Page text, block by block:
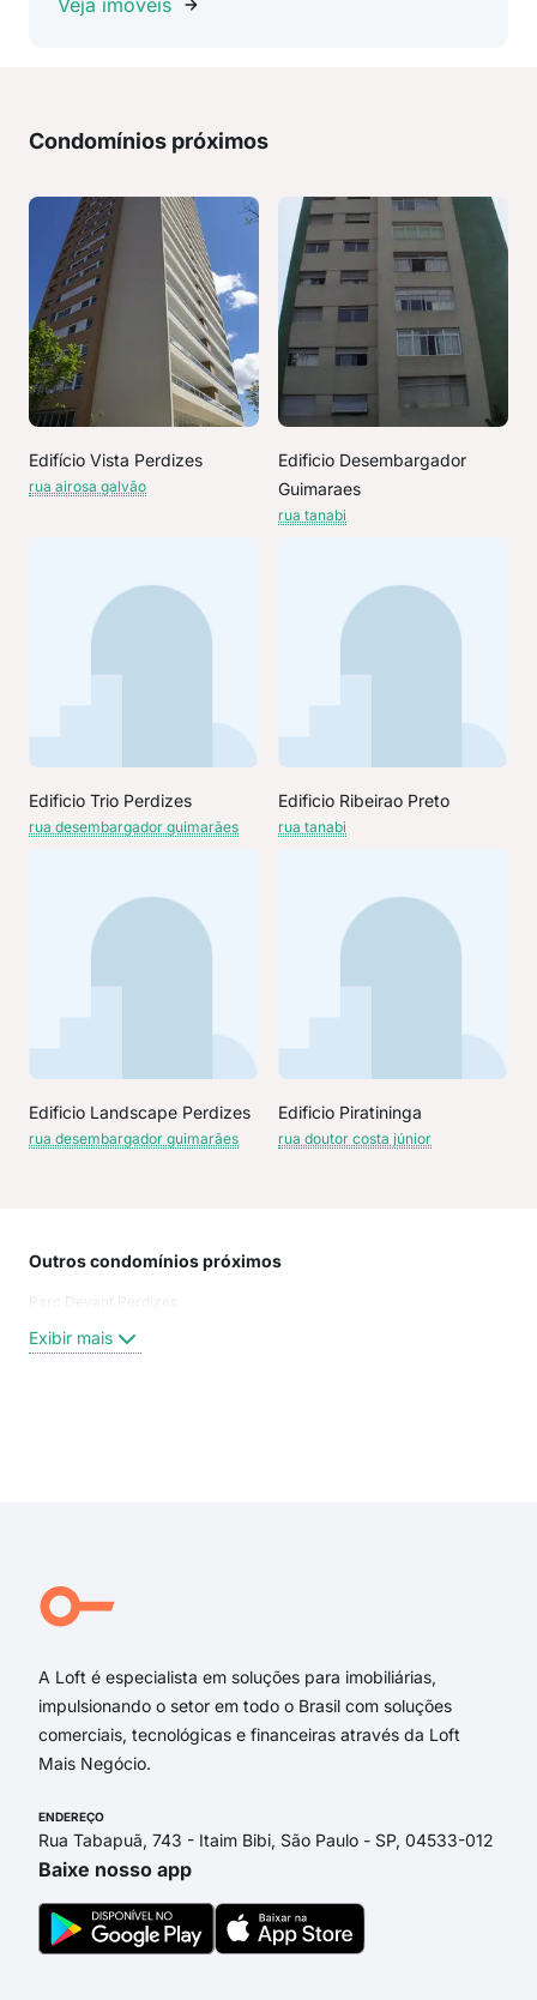
Veja imóveis
Condomínios próximos
Edifício Vista Perdizes
rua airosa galvão
Edificio Desembargador
Guimaraes
rua tanabi
Edificio Trio Perdizes
rua desembargador guimarães
Edificio Ribeirao Preto
rua tanabi
Edificio Landscape Perdizes
rua desembargador guimarães
Edificio Piratininga
rua doutor costa júnior
Outros condomínios próximos
Parc Devant Perdizes
Exibir mais
A Loft é especialista em soluções para imobiliárias,
impulsionando o setor em todo o Brasil com soluções
comerciais, tecnológicas e financeiras através da Loft
Mais Negócio.
ENDEREÇO
Rua Tabapuã, 743 - Itaim Bibi, São Paulo - SP, 04533-012
Baixe nosso app